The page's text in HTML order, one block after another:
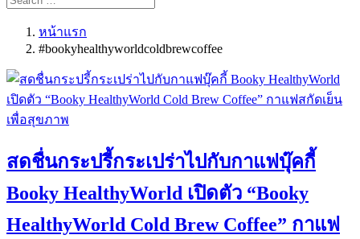
หน้าแรก
#bookyhealthyworldcoldbrewcoffee
สดชื่นกระปรี้กระเปร่าไปกับกาแฟบุ๊คกี้
Booky HealthyWorld เปิดตัว “Booky
HealthyWorld Cold Brew Coffee” กาแฟ